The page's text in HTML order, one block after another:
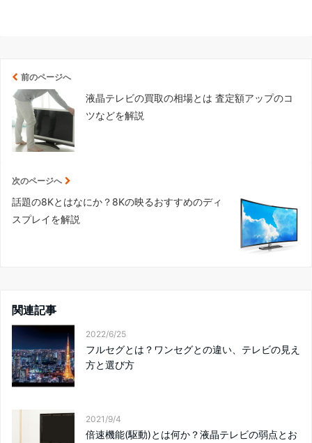
前のページへ
液晶テレビの買取の相場とは 査定額アップのコ
ツなどを解説
次のページへ
話題の8Kとはなにか？8Kの映るおすすめのディ
スプレイを解説
関連記事
2022/6/25
フルセグとは？ワンセグとの違い、テレビの見え
方と選び方
2021/9/4
倍速機能(駆動)とは何か？液晶テレビの弱点とお